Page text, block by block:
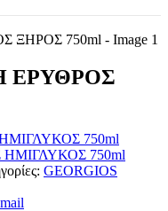
ΕΡΥΘΡΟΣ
750ml
750ml
GEORGIOS